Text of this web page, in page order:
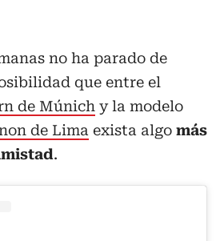
no ha parado de
que entre el
de Múnich y la modelo
de Lima exista algo más
.